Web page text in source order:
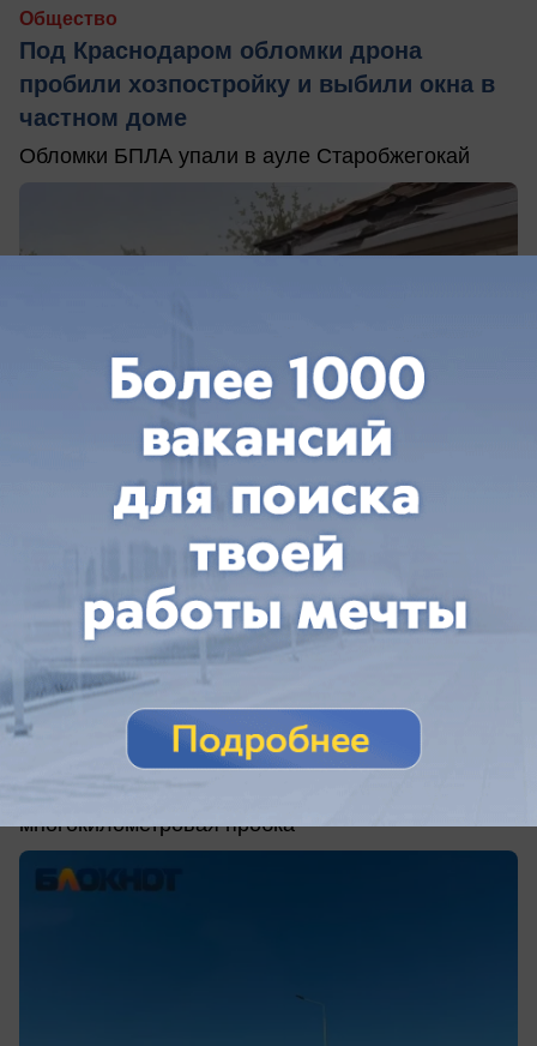
Общество
Под Краснодаром обломки дрона
пробили хозпостройку и выбили окна в
частном доме
Обломки БПЛА упали в ауле Старобжегокай
7-километровая пробка встретила
туристов на трассе к морю в
Краснодарском крае
многокилометровая пробка